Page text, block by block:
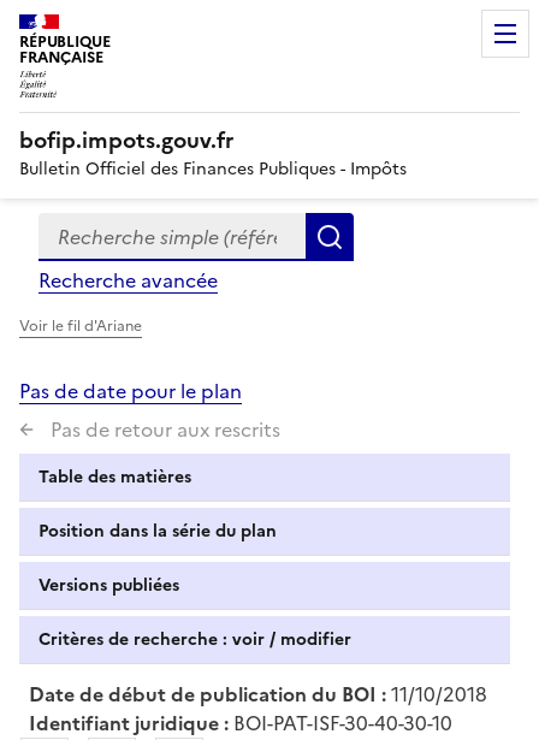
RÉPUBLIQUE
FRANÇAISE
bofip.impots.gouv.fr
Bulletin Officiel des Finances Publiques - Impôts
Formulaire
de
recherche
Recherche simple (références, mots clés, partie du
Recherche avancée
Voir le fil d'Ariane
Pas de date pour le plan
Pas de retour aux rescrits
Table des matières
Position dans la série du plan
Versions publiées
Critères de recherche : voir / modifier
Date de début de publication du BOI :11/10/2018
Identifiant juridique : BOI-PAT-ISF-30-40-30-10